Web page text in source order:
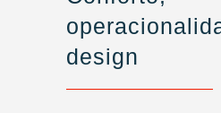
design